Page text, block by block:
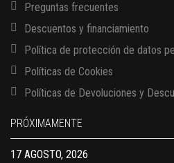
Preguntas frecuentes
Descuentos y financiamiento
Política de protección de datos
Políticas de Cookies
Políticas de Devoluciones y
PRÓXIMAMENTE
13 AGOSTO, 2026
17 AGOSTO, 2026
Gerencia de empresas familiares
17 AGOSTO, 2026